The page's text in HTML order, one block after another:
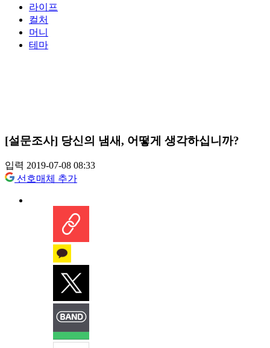
라이프
컬처
머니
테마
[설문조사] 당신의 냄새, 어떻게 생각하십니까?
입력 2019-07-08 08:33
선호매체 추가